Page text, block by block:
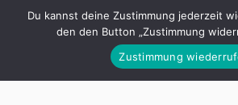
„Karlsruhe ist meine Werkbank“ Der
André Hellmann (30) findet in der
er braucht – nur schneller „Erst vor
wieder so einen Moment: „Mensch,
Du kannst deine Zustimmung jederzeit
den den Button „Zustimmung
Zustimmung